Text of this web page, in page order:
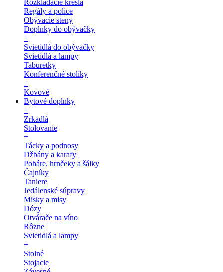
Rozkladacie kreslá
Regály a police
Obývacie steny
Doplnky do obývačky
+
Svietidlá do obývačky
Svietidlá a lampy
Taburetky
Konferenčné stolíky
+
Kovové
Bytové doplnky
+
Zrkadlá
Stolovanie
+
Tácky a podnosy
Džbány a karafy
Poháre, hrnčeky a šálky
Čajníky
Taniere
Jedálenské súpravy
Misky a misy
Dózy
Otvárače na víno
Rôzne
Svietidlá a lampy
+
Stolné
Stojacie